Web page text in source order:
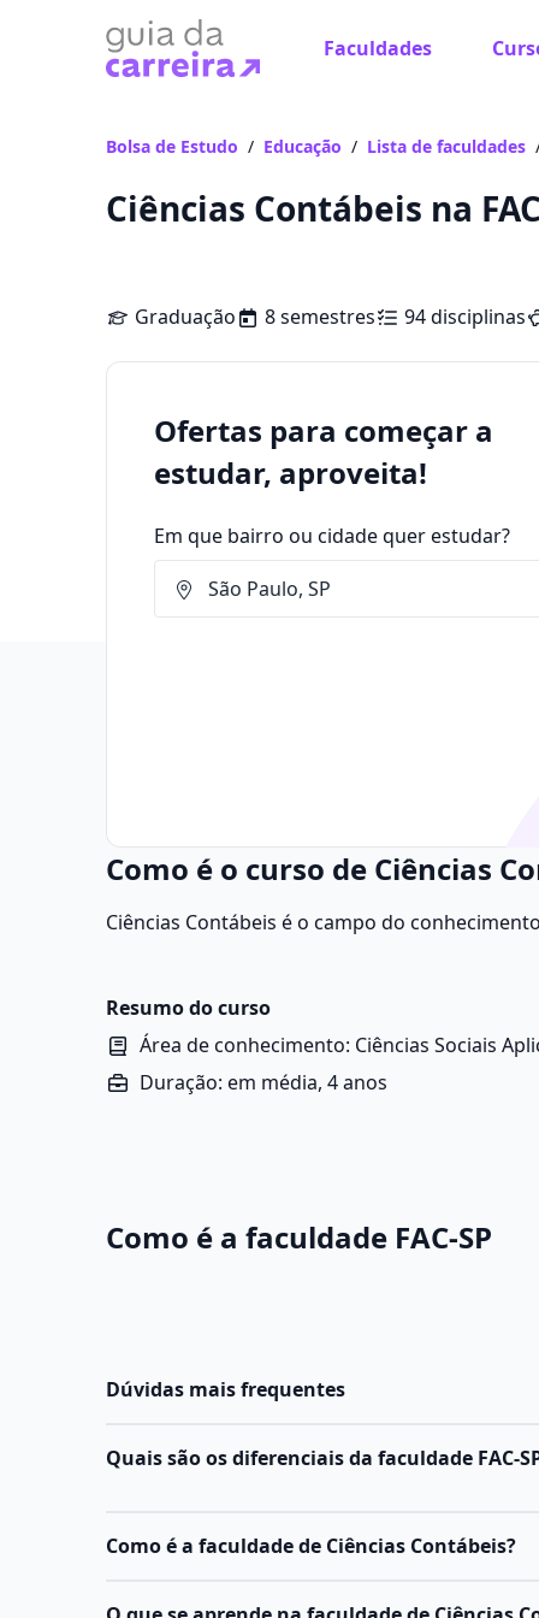
Faculdades
Bolsa de Estudo / Educação / Lista de faculdades
Ciências Contábeis na
Graduação 8 semestres 94 disciplinas
Ofertas para começar a
estudar, aproveita!
Em que bairro ou cidade quer estudar?
Como é o curso de Ciências
Ciências Contábeis é o campo do
gerenciais, fiscais e financeiras.
Resumo do curso
Área de conhecimento: Ciências Sociais
Duração: em média, 4 anos
Como é a faculdade FAC-SP
Dúvidas mais frequentes
Quais são os diferenciais da faculdade FAC-
Como é a faculdade de Ciências Contábeis?
O curso de Ciências Contábeisforma